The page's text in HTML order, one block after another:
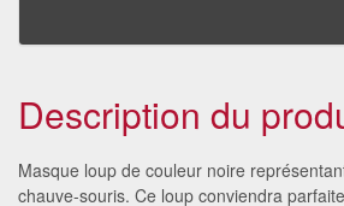
Description du
Masque loup de couleur noire
chauve-souris. Ce loup conviendra